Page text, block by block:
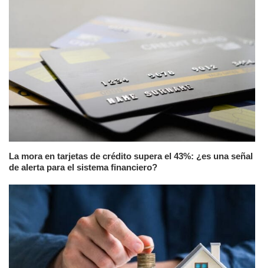
La mora en tarjetas de crédito supera el 43%: ¿es una señal
de alerta para el sistema financiero?